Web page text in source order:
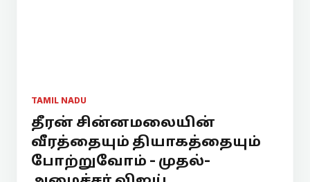
TAMIL NADU
தீரன் சின்னமலையின்
வீரத்தையும் தியாகத்தையும்
போற்றுவோம் - முதல்-